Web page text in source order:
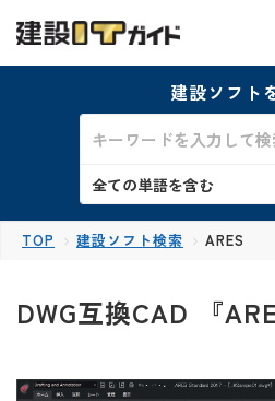
建設ソフト
TOP 建設ソフト検索 ARES
DWG互換CAD 『